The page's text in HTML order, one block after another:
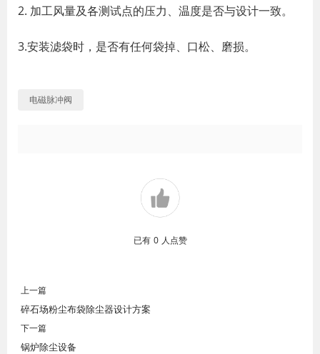
2. 加工风量及各测试点的压力、温度是否与设计一致。
3.安装滤袋时，是否有任何袋掉、口松、磨损。
电磁脉冲阀
已有 0 人点赞
上一篇
碎石场粉尘布袋除尘器设计方案
下一篇
锅炉除尘设备